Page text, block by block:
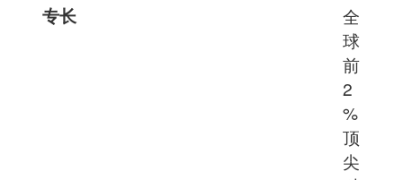
专长
全
球
前
2
%
顶
尖